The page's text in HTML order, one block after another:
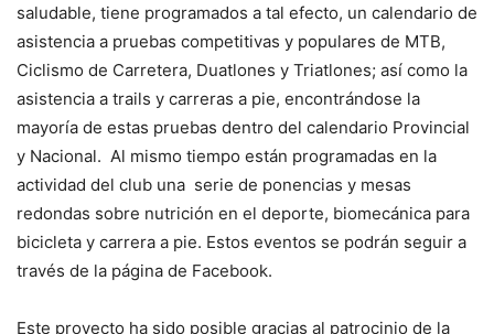
saludable, tiene programados a tal efecto, un calendario de
asistencia a pruebas competitivas y populares de MTB,
Ciclismo de Carretera, Duatlones y Triatlones; así como la
asistencia a trails y carreras a pie, encontrándose la
mayoría de estas pruebas dentro del calendario Provincial
y Nacional. Al mismo tiempo están programadas en la
actividad del club una serie de ponencias y mesas
redondas sobre nutrición en el deporte, biomecánica para
bicicleta y carrera a pie. Estos eventos se podrán seguir a
través de la página de Facebook.
Este proyecto ha sido posible gracias al patrocinio de la